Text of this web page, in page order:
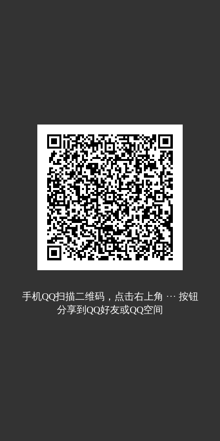
手机QQ扫描二维码，点击右上角 ··· 按钮
分享到QQ好友或QQ空间